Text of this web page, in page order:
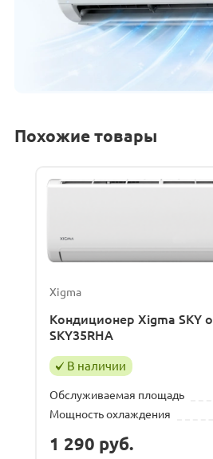
Похожие товары
Xigma
Кондиционер Xigma SKY
SKY35RHA
В наличии
Обслуживаемая площадь
Мощность охлаждения
1 290 руб.